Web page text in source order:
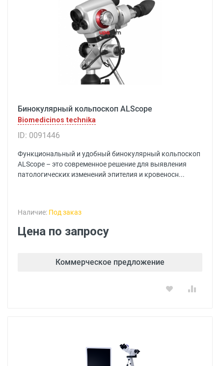
Бинокулярный кольпоскоп ALScope
Biomedicinos technika
ID: 0091446
Функциональный и удобный бинокулярный кольпоскоп
ALScope – это современное решение для выявления
патологических изменений эпителия и кровеносн...
Наличие: Под заказ
Цена по запросу
Коммерческое предложение